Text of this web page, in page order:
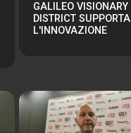
GALILEO VISIONARY
DISTRICT SUPPORTA
L'INNOVAZIONE